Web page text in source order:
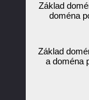
Základ
doména
Základ
a doména